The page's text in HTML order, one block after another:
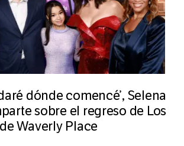
dónde comencé’, Selena
sobre el regreso de Los
Waverly Place